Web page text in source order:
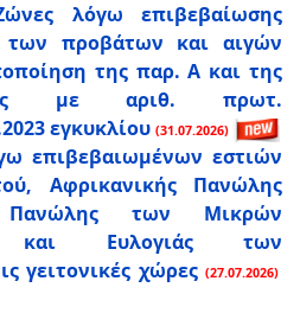
λόγω επιβεβαίωσης
των προβάτων και αιγών
της παρ. Α και της
με αριθ. πρωτ.
εγκυκλίου (31.07.2026)
επιβεβαιωμένων εστιών
Αφρικανικής Πανώλης
των Μικρών
και Ευλογιάς των
γειτονικές χώρες (27.07.2026)